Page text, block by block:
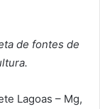
de fontes de
Lagoas – Mg,